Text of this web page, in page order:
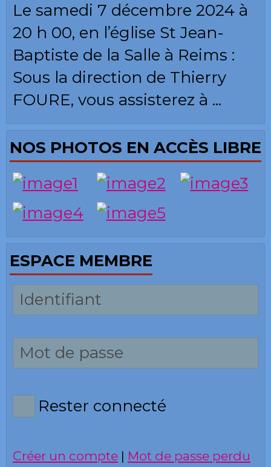
Le samedi 7 décembre 2024 à
20 h 00, en l’église St Jean-
Baptiste de la Salle à Reims :
Sous la direction de Thierry
FOURE, vous assisterez à ...
NOS PHOTOS EN ACCÈS LIBRE
ESPACE MEMBRE
Rester connecté
Créer un compte | Mot de passe perdu